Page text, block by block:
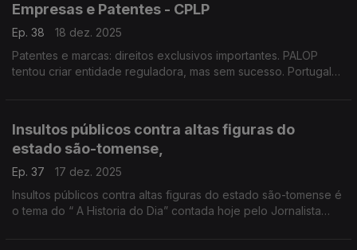
Empresas e Patentes - CPLP
Ep. 38
18 dez. 2025
Patentes e marcas: direitos exclusivos importantes. PALOP
tentou criar entidade reguladora, mas sem sucesso. Portugal
Insultos públicos contra altas figuras do
estado são-tomense,
Ep. 37
17 dez. 2025
Insultos públicos contra altas figuras do estado são-tomense é
o tema do “ A Historia do Dia” contada hoje pelo Jornalista